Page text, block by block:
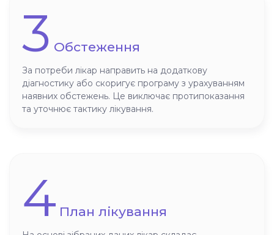
3 Обстеження
За потреби лікар направить на додаткову
діагностику або скоригує програму з урахуванням
наявних обстежень. Це виключає протипоказання
та уточнює тактику лікування.
4 План лікування